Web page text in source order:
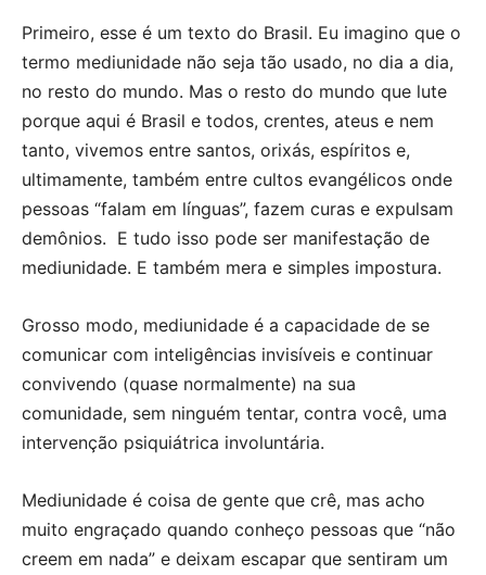
Primeiro, esse é um texto do Brasil. Eu imagino que o
termo mediunidade não seja tão usado, no dia a dia,
no resto do mundo. Mas o resto do mundo que lute
porque aqui é Brasil e todos, crentes, ateus e nem
tanto, vivemos entre santos, orixás, espíritos e,
ultimamente, também entre cultos evangélicos onde
pessoas “falam em línguas”, fazem curas e expulsam
demônios. E tudo isso pode ser manifestação de
mediunidade. E também mera e simples impostura.
Grosso modo, mediunidade é a capacidade de se
comunicar com inteligências invisíveis e continuar
convivendo (quase normalmente) na sua
comunidade, sem ninguém tentar, contra você, uma
intervenção psiquiátrica involuntária.
Mediunidade é coisa de gente que crê, mas acho
muito engraçado quando conheço pessoas que “não
creem em nada” e deixam escapar que sentiram um